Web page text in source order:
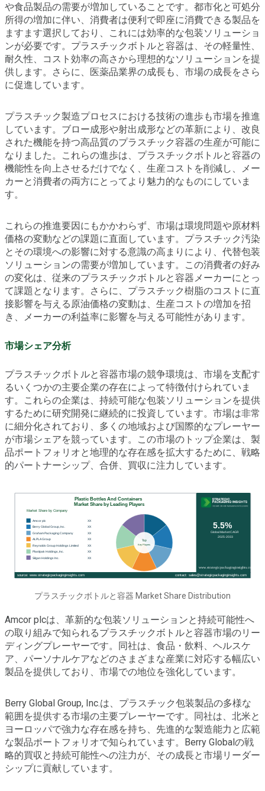
や食品製品の需要が増加していることです。都市化と可処分
所得の増加に伴い、消費者は便利で即座に消費できる製品を
ますます選択しており、これには効率的な包装ソリューショ
ンが必要です。プラスチックボトルと容器は、その軽量性、
耐久性、コスト効率の高さから理想的なソリューションを提
供します。さらに、医薬品業界の成長も、市場の成長をさら
に促進しています。
プラスチック製造プロセスにおける技術の進歩も市場を推進
しています。ブロー成形や射出成形などの革新により、改良
された機能を持つ高品質のプラスチック容器の生産が可能に
なりました。これらの進歩は、プラスチックボトルと容器の
機能性を向上させるだけでなく、生産コストを削減し、メー
カーと消費者の両方にとってより魅力的なものにしていま
す。
これらの推進要因にもかかわらず、市場は環境問題や原材料
価格の変動などの課題に直面しています。プラスチック汚染
とその環境への影響に対する意識の高まりにより、代替包装
ソリューションの需要が増加しています。この消費者の好み
の変化は、従来のプラスチックボトルと容器メーカーにとっ
て課題となります。さらに、プラスチック樹脂のコストに直
接影響を与える原油価格の変動は、生産コストの増加を招
き、メーカーの利益率に影響を与える可能性があります。
市場シェア分析
プラスチックボトルと容器市場の競争環境は、市場を支配す
るいくつかの主要企業の存在によって特徴付けられていま
す。これらの企業は、持続可能な包装ソリューションを提供
するために研究開発に継続的に投資しています。市場は非常
に細分化されており、多くの地域および国際的なプレーヤー
が市場シェアを競っています。この市場のトップ企業は、製
品ポートフォリオと地理的な存在感を拡大するために、戦略
的パートナーシップ、合併、買収に注力しています。
プラスチックボトルと容器 Market Share Distribution
Amcor plcは、革新的な包装ソリューションと持続可能性へ
の取り組みで知られるプラスチックボトルと容器市場のリー
ディングプレーヤーです。同社は、食品・飲料、ヘルスケ
ア、パーソナルケアなどのさまざまな産業に対応する幅広い
製品を提供しており、市場での地位を強化しています。
Berry Global Group, Inc.は、プラスチック包装製品の多様な
範囲を提供する市場の主要プレーヤーです。同社は、北米と
ヨーロッパで強力な存在感を持ち、先進的な製造能力と広範
な製品ポートフォリオで知られています。Berry Globalの戦
略的買収と持続可能性への注力が、その成長と市場リーダー
シップに貢献しています。